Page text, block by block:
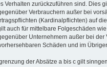
Verhalten zurückzuführen sind. Dies
Verbrauchern außer bei
(Kardinalpflichten) auf
auch für mittelbare Folgeschäden
Unternehmern außer bei
Schäden und im
der Absätze a bis c gilt